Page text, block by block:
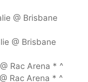
@ Brisbane
@ Brisbane
Rac Arena * ^
Rac Arena * ^